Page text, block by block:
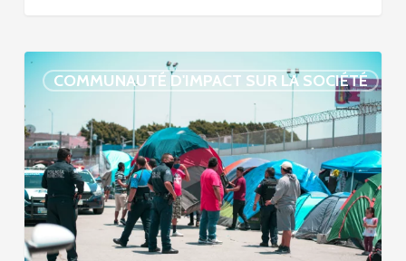
COMMUNAUTÉ D'IMPACT SUR LA SOCIÉTÉ
Villes
régions
signataires
du
Pacte
de